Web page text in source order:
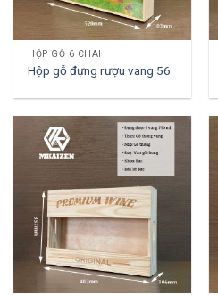
HỘP GỖ 6 CHAI
Hộp gỗ đựng rượu vang 56